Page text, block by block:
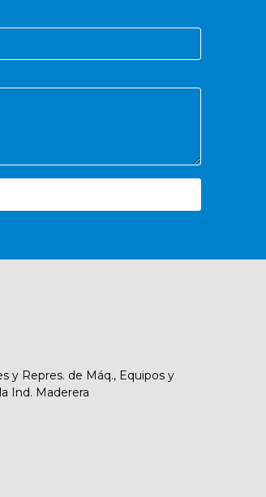
y Repres. de Máq., Equipos y
Ind. Maderera